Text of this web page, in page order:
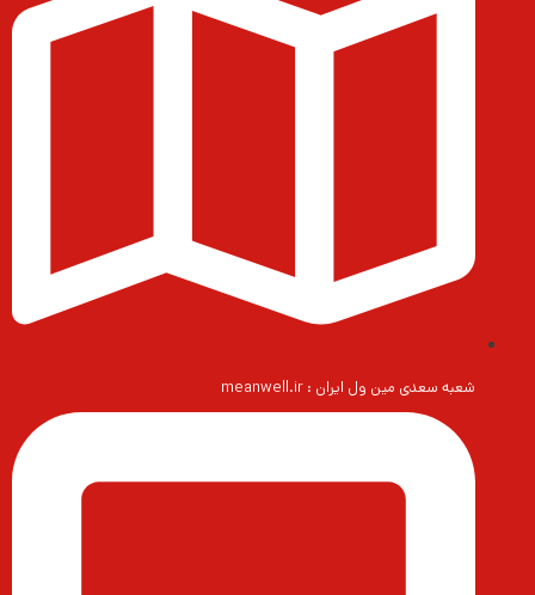
شعبه سعدی مین ول ایران : meanwell.ir